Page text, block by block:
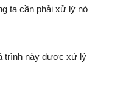
ta cần phải xử lý nó
trình này được xử lý